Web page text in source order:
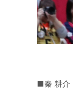
■秦 耕介